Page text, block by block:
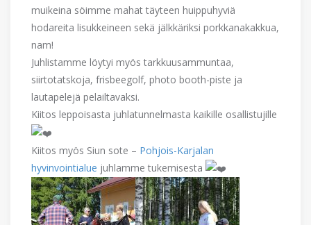
muikeina söimme mahat täyteen huippuhyviä
hodareita lisukkeineen sekä jälkkäriksi porkkanakakkua,
nam!
Juhlistamme löytyi myös tarkkuusammuntaa,
siirtotatskoja, frisbeegolf, photo booth-piste ja
lautapelejä pelailtavaksi.
Kiitos leppoisasta juhlatunnelmasta kaikille osallistujille
Kiitos myös Siun sote – Pohjois-Karjalan
hyvinvointialue juhlamme tukemisesta